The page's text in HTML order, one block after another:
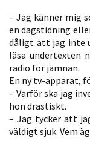
– Jag känner mig
en dagstidning
dåligt att jag inte
läsa undertexten
radio för jämnan.
En ny tv-apparat,
– Varför ska jag
hon drastiskt.
– Jag tycker att
väldigt sjuk. Vem